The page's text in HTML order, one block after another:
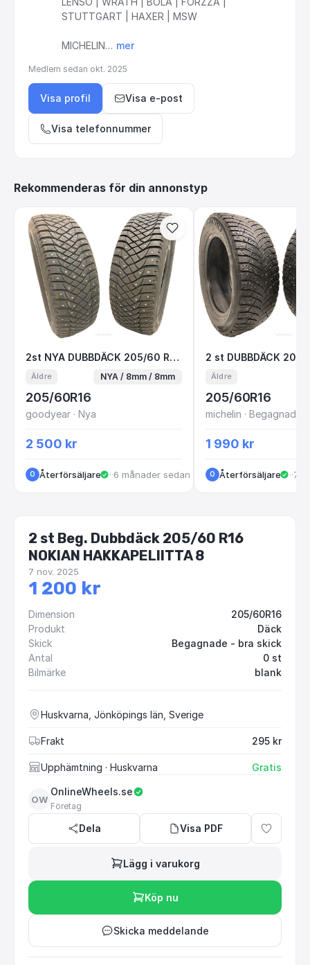
STUTTGART
HAXER MSW
MICHELIN… mer
Medlem sedan okt. 2025
Visa profil Visa e-post
Visa telefonnummer
Rekommenderas för din annonstyp
2st NYA DUBBDÄCK 205/60 R16 96T XL
2st NYA DUBBDÄCK 205/60 R16 96T XL Goodyear UltraGrip Arctic
Äldre NYA / 8mm / 8mm
205/60R16
goodyear · Nya
2 500 kr
O Återförsäljare ·Huskvarna
·6 månader sedan
2 st
Äldre
205/60R16
michelin · Begagnade
1 990 kr
O Återförsäljare ··7
2 st Beg. Dubbdäck 205/60 R16
NOKIAN HAKKAPELIITTA 8
7 nov. 2025
1 200 kr
Dimension
205/60R16
Produkt
Däck
Skick
Begagnade - bra skick
Antal
0 st
Bilmärke
blank
Huskvarna, Jönköpings län, Sverige
Frakt 295 kr
Upphämtning · Huskvarna Gratis
OW
OnlineWheels.se
Företag
Dela Visa PDF
Lägg i varukorg
Köp nu
Skicka meddelande